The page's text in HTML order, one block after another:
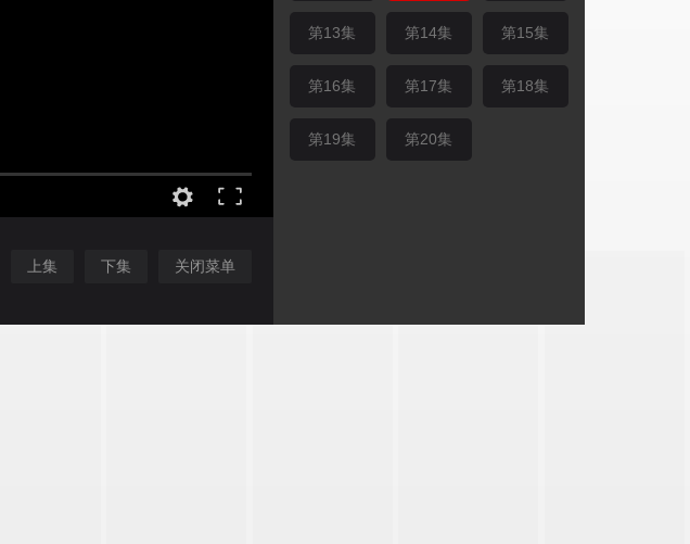
上集 下集 关闭菜单
第13集 第14集 第15集
第16集 第17集 第18集
第19集 第20集